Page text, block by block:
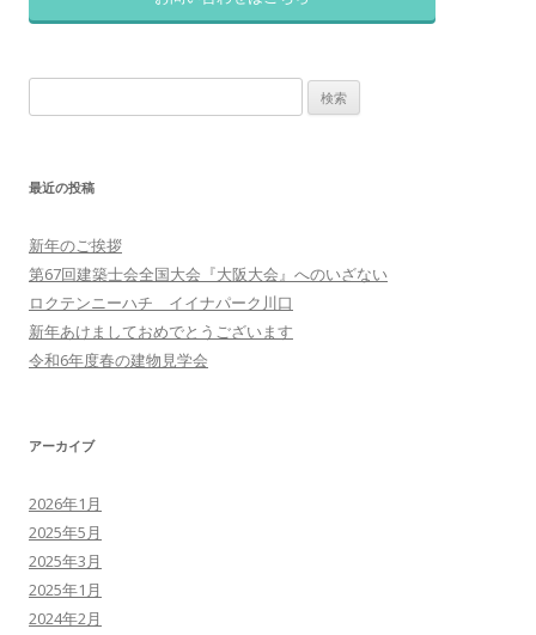
索:
最近の投稿
新年のご挨拶
第67回建築士会全国大会『大阪大会』へのいざない
ロクテンニーハチ イイナパーク川口
新年あけましておめでとうございます
令和6年度春の建物見学会
アーカイブ
2026年1月
2025年5月
2025年3月
2025年1月
2024年2月